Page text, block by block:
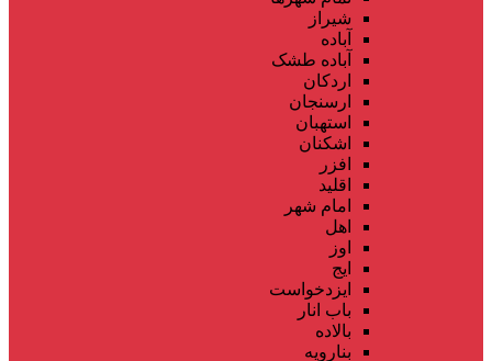
شیراز
آباده
آباده طشک
اردکان
ارسنجان
استهبان
اشکنان
افزر
اقلید
امام شهر
اهل
اوز
ایج
ایزدخواست
باب انار
بالاده
بنارویه